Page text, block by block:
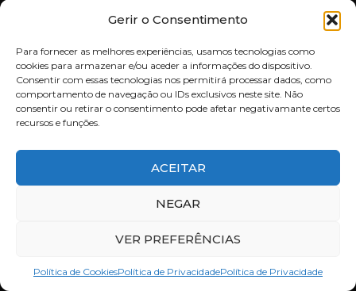
Gerir o Consentimento
Para fornecer as melhores experiências, usamos tecnologias como
cookies para armazenar e/ou aceder a informações do dispositivo.
Consentir com essas tecnologias nos permitirá processar dados, como
comportamento de navegação ou IDs exclusivos neste site. Não
consentir ou retirar o consentimento pode afetar negativamante certos
recursos e funções.
ACEITAR
NEGAR
VER PREFERÊNCIAS
Política de CookiesPolítica de PrivacidadePolítica de Privacidade
Sobre Nós
Menu
Blog
Contactos